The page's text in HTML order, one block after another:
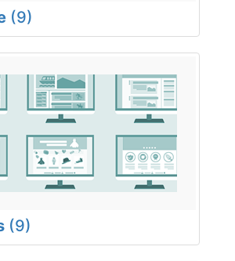
(9)
(9)